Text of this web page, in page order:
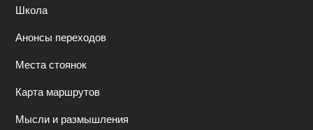
Школа
Анонсы переходов
Места стоянок
Карта маршрутов
Мысли и размышления